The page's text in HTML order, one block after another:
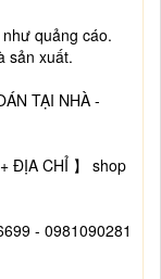
quảng cáo.
sản xuất.
TẠI NHÀ -
ĐỊA CHỈ 】 shop
- 0981090281